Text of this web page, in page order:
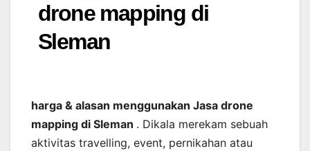
drone mapping di
Sleman
harga & alasan menggunakan Jasa drone
mapping di Sleman . Dikala merekam sebuah
aktivitas travelling, event, pernikahan atau